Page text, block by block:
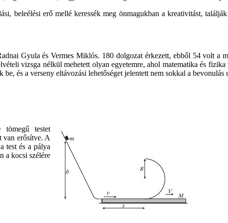
beleélési erő mellé keressék meg önmagukban a kreativitást,
Gyula és Vermes Miklós. 180 dolgozat érkezett, ebből 54 volt a
vizsga nélkül mehetett olyan egyetemre, ahol matematika és
és a verseny eltávozási lehetőséget jelentett nem sokkal a bevonulás
tömegű testet
van erősítve. A
test és a pálya
a kocsi szélére